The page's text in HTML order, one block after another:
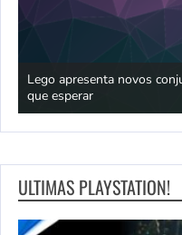
Lego apresenta novos
que esperar
ULTIMAS PLAYSTATION!